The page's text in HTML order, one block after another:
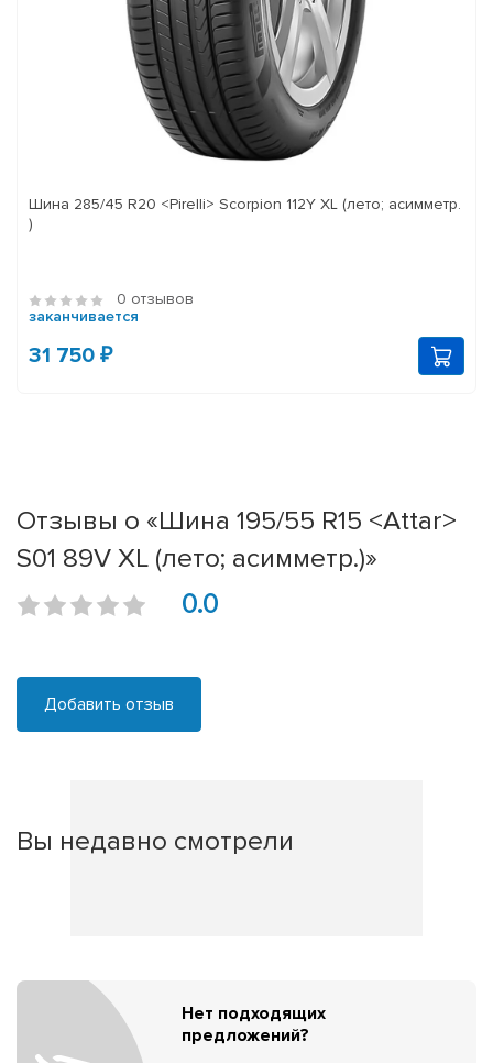
Шина 285/45 R20 <Pirelli> Scorpion 112Y XL (лето; асимметр.
)
0 отзывов
заканчивается
31 750 ₽
Отзывы о «Шина 195/55 R15 <Attar>
S01 89V XL (лето; асимметр.)»
0.0
Добавить отзыв
Вы недавно смотрели
Нет подходящих
предложений?